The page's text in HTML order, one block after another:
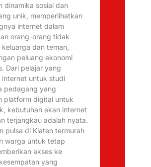
dinamika sosial dan
unik, memperlihatkan
internet dalam
orang-orang tidak
dan teman,
peluang ekonomi
Dari pelajar yang
internet untuk studi
pedagang yang
platform digital untuk
kebutuhan akan internet
terjangkau adalah nyata.
pulsa di Klaten termurah
warga untuk tetap
akses ke
yang